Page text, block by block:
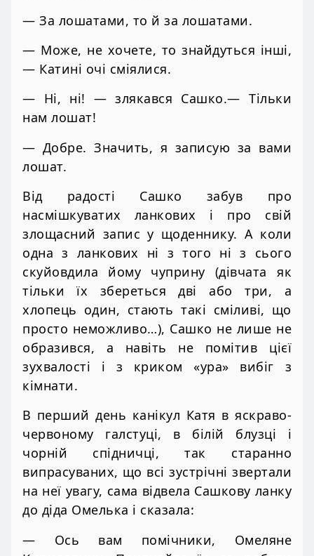
— За лошатами, то й за лошатами.
— Може, не хочете, то знайдуться інші,
— Катині очі сміялися.
— Ні, ні! — злякався Сашко.— Тільки
нам лошат!
— Добре. Значить, я записую за вами
лошат.
Від радості Сашко забув про
насмішкуватих ланкових і про свій
злощасний запис у щоденнику. А коли
одна з ланкових ні з того ні з сього
скуйовдила йому чуприну (дівчата як
тільки їх збереться дві або три, а
хлопець один, стають такі сміливі, що
просто неможливо…), Сашко не лише не
образився, а навіть не помітив цієї
зухвалості і з криком «ура» вибіг з
кімнати.
В перший день канікул Катя в яскраво-
червоному галстуці, в білій блузці і
чорній спідничці, так старанно
випрасуваних, що всі зустрічні звертали
на неї увагу, сама відвела Сашкову ланку
до діда Омелька і сказала:
— Ось вам помічники, Омеляне